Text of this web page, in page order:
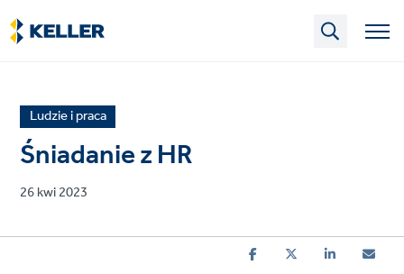
Skip
to
main
News
article
category
Ludzie i praca
Śniadanie z HR
Published
26 kwi 2023